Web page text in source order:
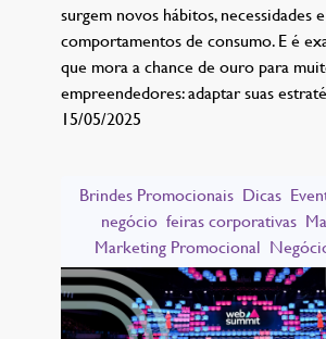
surgem novos hábitos, necessidades e
comportamentos de consumo. E é
que mora a chance de ouro para
empreendedores: adaptar suas
15/05/2025
Brindes Promocionais Dicas
negócio feiras corporativas
Marketing Promocional